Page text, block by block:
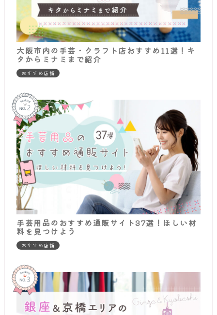
大阪市内の手芸・クラフト店おすすめ11選！キ
タからミナミまで紹介
おすすめ店舗
手芸用品のおすすめ通販サイト37選！ほしい材
料を見つけよう
おすすめ店舗